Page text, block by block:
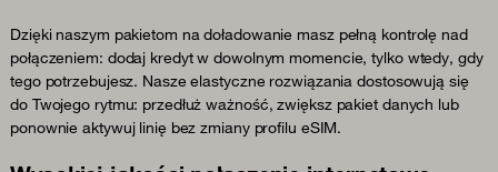
Dzięki naszym pakietom na doładowanie masz pełną kontrolę nad
połączeniem: dodaj kredyt w dowolnym momencie, tylko wtedy, gdy
tego potrzebujesz. Nasze elastyczne rozwiązania dostosowują się
do Twojego rytmu: przedłuż ważność, zwiększ pakiet danych lub
ponownie aktywuj linię bez zmiany profilu eSIM.